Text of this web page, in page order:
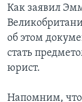
Как заявил
об этом
стать
юрист.
Напомним, что